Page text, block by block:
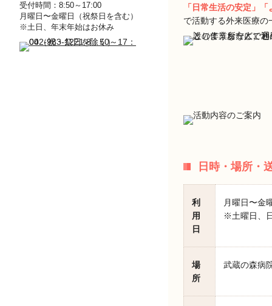
受付時間：8:50～17:00
月曜日〜金曜日（祝祭日を含む）
※土日、年末年始はお休み
「日常生活の安定」
で活動する外来医療の
日時・場所・
利
用
日
月曜日〜金
※土曜日、
場
所
武蔵の森病